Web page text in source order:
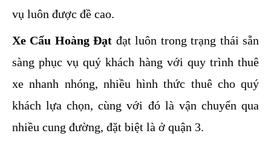
vụ luôn được đề cao.
Xe Cẩu Hoàng Đạt đạt luôn trong trạng thái sẵn
sàng phục vụ quý khách hàng với quy trình thuê
xe nhanh nhóng, nhiều hình thức thuê cho quý
khách lựa chọn, cùng với đó là vận chuyển qua
nhiều cung đường, đặt biệt là ở quận 3.